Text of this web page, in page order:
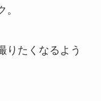
りたくなるよう